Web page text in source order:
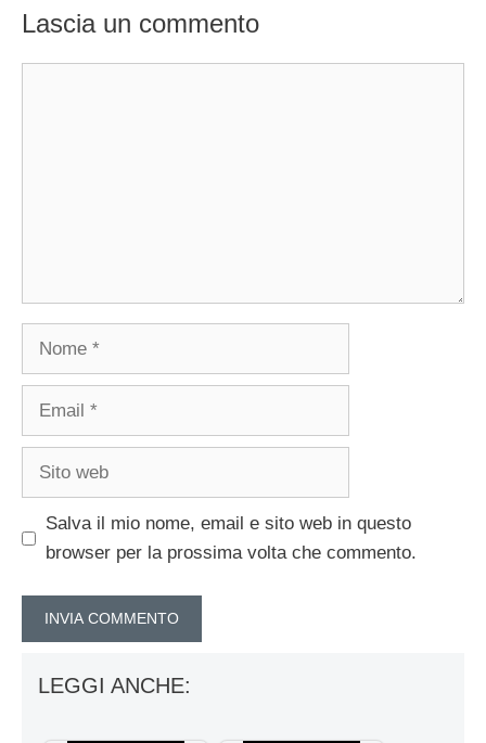
Lascia un commento
Nome
Email
Sito
Salva il mio nome, email e sito web in questo
browser per la prossima volta che commento.
LEGGI ANCHE: